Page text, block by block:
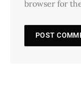
browser for